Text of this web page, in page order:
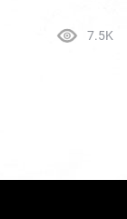
7.5K